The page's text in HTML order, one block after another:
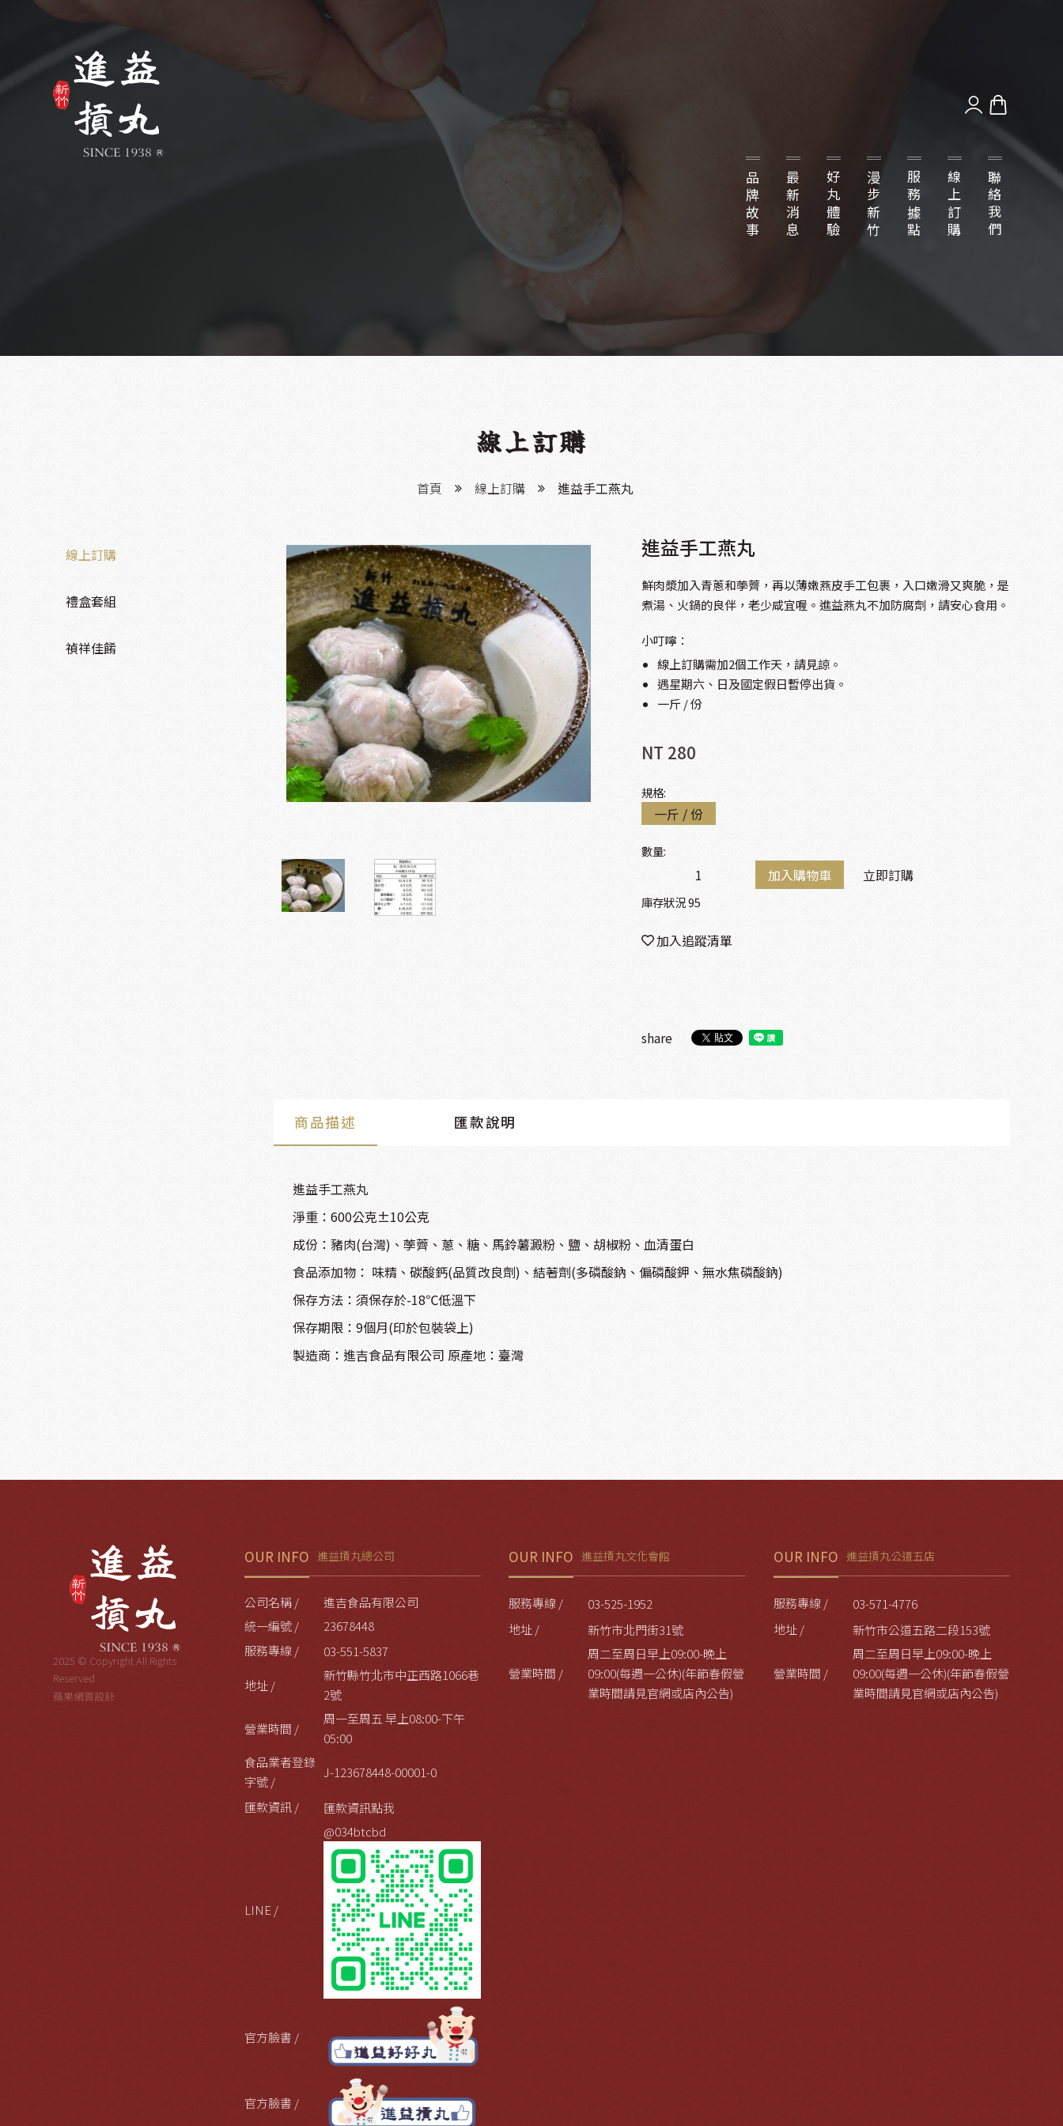
品牌故事 最新消息 好丸體驗 漫步新竹 服務據點 線上訂購 聯絡我們
線上訂購
首頁 線上訂購 進益手工燕丸
線上訂購
禮盒套組
禎祥佳餚
進益手工燕丸
鮮肉漿加入青蔥和荸薺，再以薄嫩燕皮手工包裹，入口嫩滑又爽脆，是
煮湯、火鍋的良伴，老少咸宜喔。進益燕丸不加防腐劑，請安心食用。
小叮嚀：
線上訂購需加2個工作天，請見諒。
遇星期六、日及國定假日暫停出貨。
一斤 / 份
NT 280
規格:
一斤 / 份
數量:
加入購物車 立即訂購
庫存狀況 95
加入追蹤清單
share
商品描述 匯款說明
進益手工燕丸
淨重：600公克±10公克
成份：豬肉(台灣)、荸薺、蔥、糖、馬鈴薯澱粉、鹽、胡椒粉、血清蛋白
食品添加物： 味精、碳酸鈣(品質改良劑)、結著劑(多磷酸鈉、偏磷酸鉀、無水焦磷酸鈉)
保存方法：須保存於-18℃低溫下
保存期限：9個月(印於包裝袋上)
製造商：進吉食品有限公司 原產地：臺灣
2025 © Copyright All Rights
Reserved
蘋果網頁設計
OUR INFO 進益摃丸總公司
公司名稱 /
進吉食品有限公司
統一編號 /
23678448
服務專線 /
03-551-5837
地址 /
新竹縣竹北市中正西路1066巷
2號
營業時間 /
周一至周五 早上08:00-下午
05:00
食品業者登錄
字號 /
J-123678448-00001-0
匯款資訊 / 匯款資訊點我
LINE /
@034btcbd
官方臉書 /
官方臉書 /
OUR INFO 進益摃丸文化會館
服務專線 /
03-525-1952
地址 /
新竹市北門街31號
營業時間 /
周二至周日早上09:00-晚上
09:00(每週一公休)(年節春假營
業時間請見官網或店內公告)
OUR INFO 進益摃丸公道五店
服務專線 /
03-571-4776
地址 /
新竹市公道五路二段153號
營業時間 /
周二至周日早上09:00-晚上
09:00(每週一公休)(年節春假營
業時間請見官網或店內公告)